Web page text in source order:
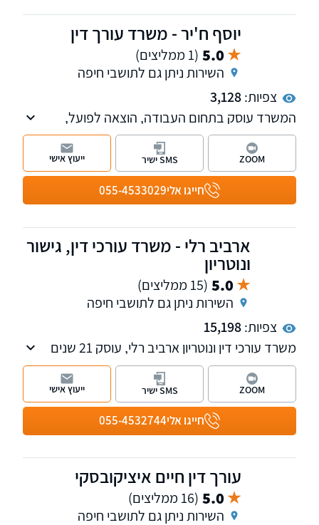
שקוף, יעיל ואיכותי ללקוחותינו.
יוסף ח'יר - משרד עורך דין
5.0 (1 ממליצים)
השירות ניתן גם לתושבי חיפה
צפיות:3,128
המשרד עוסק בתחום העבודה, הוצאה לפועל,
נזיקין, תאונות אישיות והמשפט האזרחי.
חייגו אלי055-4533029
ZOOM SMS ישיר ייעוץ אישי
ארביב רלי - משרד עורכי דין, גישור
ונוטריון
5.0 (15 ממליצים)
השירות ניתן גם לתושבי חיפה
צפיות:15,198
משרד עורכי דין ונוטריון ארביב רלי, עוסק 21 שנים
בתחומי המשפט המסחרי, דיני עבודה ושירותי
חייגו אלי055-4532744
ZOOM SMS ישיר ייעוץ אישי
עורך דין חיים איציקובסקי
5.0 (16 ממליצים)
השירות ניתן גם לתושבי חיפה